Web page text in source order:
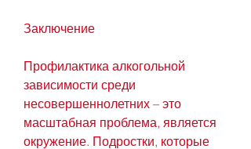
Заключение
Профилактика алкогольной
зависимости среди
несовершеннолетних – это
масштабная проблема, является
окружение. Подростки, которые